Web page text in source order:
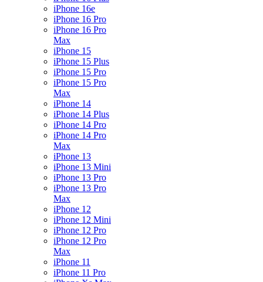
iPhone 16e
iPhone 16 Pro
iPhone 16 Pro
Max
iPhone 15
iPhone 15 Plus
iPhone 15 Pro
iPhone 15 Pro
Max
iPhone 14
iPhone 14 Plus
iPhone 14 Pro
iPhone 14 Pro
Max
iPhone 13
iPhone 13 Mini
iPhone 13 Pro
iPhone 13 Pro
Max
iPhone 12
iPhone 12 Mini
iPhone 12 Pro
iPhone 12 Pro
Max
iPhone 11
iPhone 11 Pro